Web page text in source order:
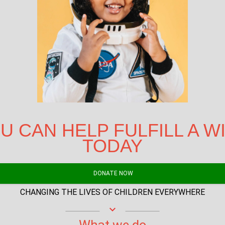
CAN HELP FULFILL A
TODAY
DONATE NOW
CHANGING THE LIVES OF CHILDREN EVERYWHERE
keyboard_arrow_down